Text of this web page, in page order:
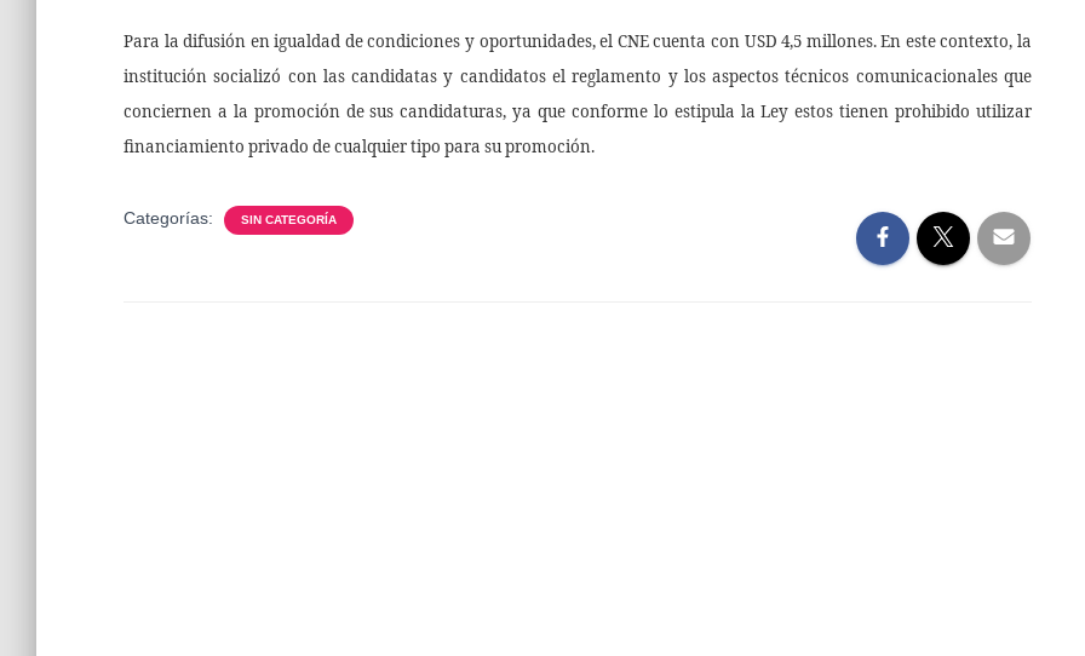
Para la difusión en igualdad de condiciones y oportunidades, el CNE cuenta con USD 4,5 millones. En este contexto, la
institución socializó con las candidatas y candidatos el reglamento y los aspectos técnicos comunicacionales que
conciernen a la promoción de sus candidaturas, ya que conforme lo estipula la Ley estos tienen prohibido utilizar
financiamiento privado de cualquier tipo para su promoción.
Categorías: SIN CATEGORÍA